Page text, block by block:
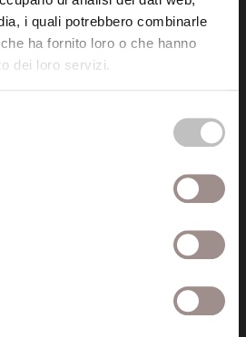
i quali potrebbero combinarle
ha fornito loro o che hanno
dei loro servizi.
Collegio San Carlo